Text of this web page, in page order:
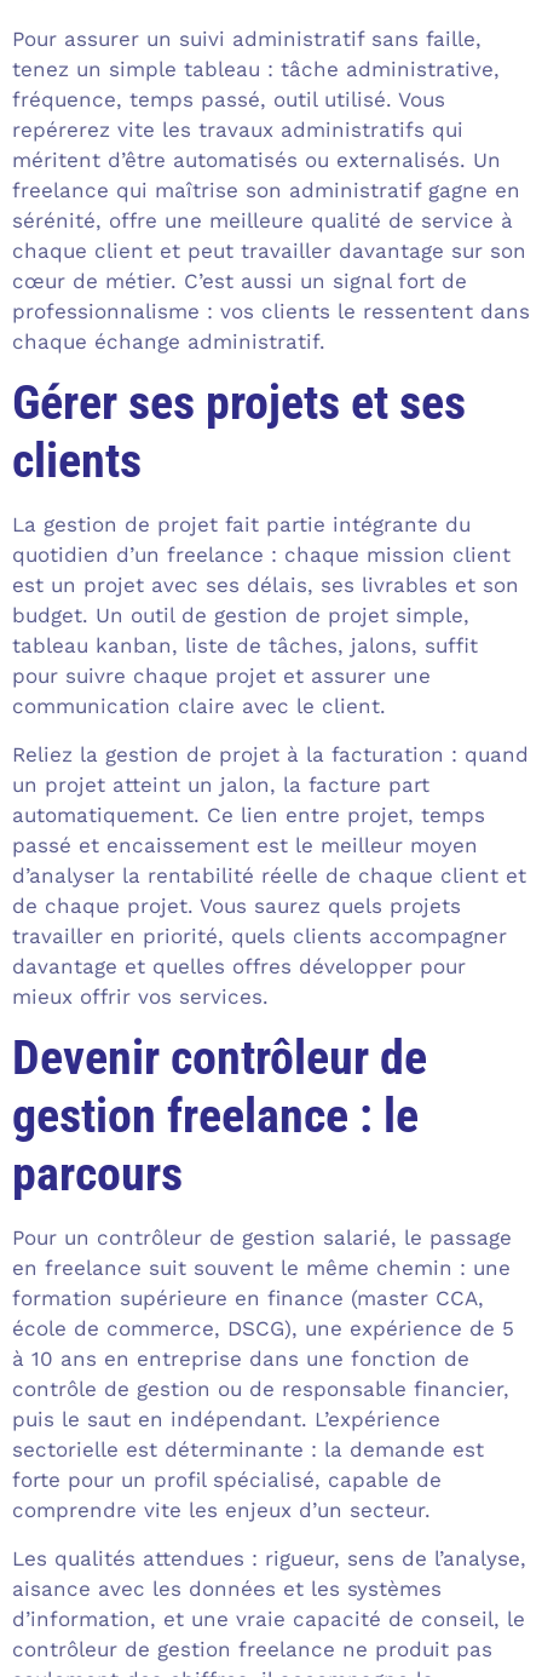
Pour assurer un suivi administratif sans faille,
tenez un simple tableau : tâche administrative,
fréquence, temps passé, outil utilisé. Vous
repérerez vite les travaux administratifs qui
méritent d’être automatisés ou externalisés. Un
freelance qui maîtrise son administratif gagne en
sérénité, offre une meilleure qualité de service à
chaque client et peut travailler davantage sur son
cœur de métier. C’est aussi un signal fort de
professionnalisme : vos clients le ressentent dans
chaque échange administratif.
Gérer ses projets et ses
clients
La gestion de projet fait partie intégrante du
quotidien d’un freelance : chaque mission client
est un projet avec ses délais, ses livrables et son
budget. Un outil de gestion de projet simple,
tableau kanban, liste de tâches, jalons, suffit
pour suivre chaque projet et assurer une
communication claire avec le client.
Reliez la gestion de projet à la facturation : quand
un projet atteint un jalon, la facture part
automatiquement. Ce lien entre projet, temps
passé et encaissement est le meilleur moyen
d’analyser la rentabilité réelle de chaque client et
de chaque projet. Vous saurez quels projets
travailler en priorité, quels clients accompagner
davantage et quelles offres développer pour
mieux offrir vos services.
Devenir contrôleur de
gestion freelance : le
parcours
Pour un contrôleur de gestion salarié, le passage
en freelance suit souvent le même chemin : une
formation supérieure en finance (master CCA,
école de commerce, DSCG), une expérience de 5
à 10 ans en entreprise dans une fonction de
contrôle de gestion ou de responsable financier,
puis le saut en indépendant. L’expérience
sectorielle est déterminante : la demande est
forte pour un profil spécialisé, capable de
comprendre vite les enjeux d’un secteur.
Les qualités attendues : rigueur, sens de l’analyse,
aisance avec les données et les systèmes
d’information, et une vraie capacité de conseil, le
contrôleur de gestion freelance ne produit pas